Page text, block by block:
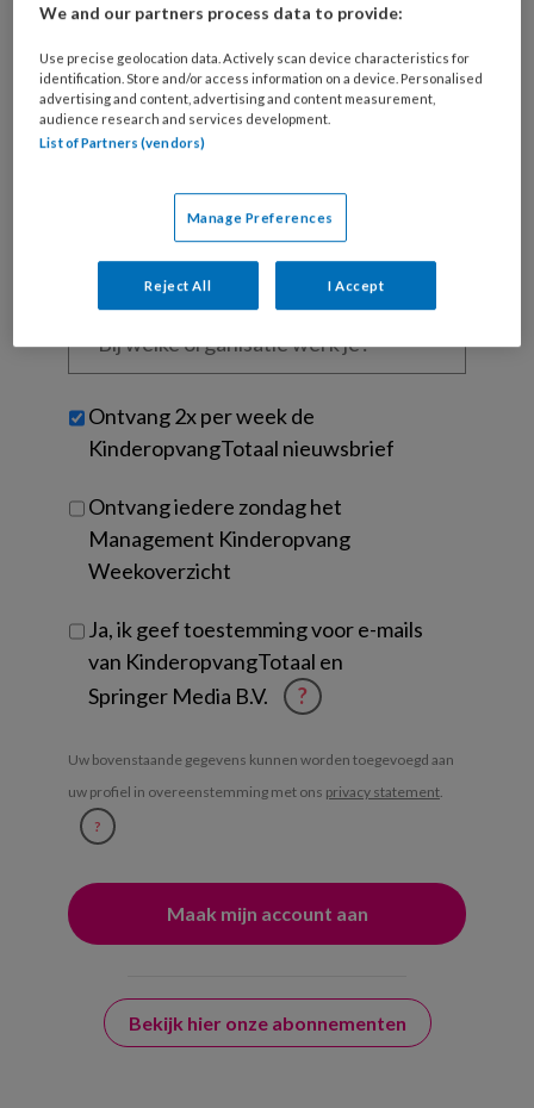
Wat
is
je
e-
mailadres?
Kies
je
functie
je?
Untitled
Ontvang 2x per week de
KinderopvangTotaal nieuwsbrief
Ontvang iedere zondag het
Management Kinderopvang
Weekoverzicht
Ja, ik geef toestemming voor e-mails
van KinderopvangTotaal en
Springer Media B.V.
?
Uw bovenstaande gegevens kunnen worden toegevoegd aan
uw profiel in overeenstemming met ons privacy statement.
?
Bekijk hier onze abonnementen
We and our partners process data to provide:
Use precise geolocation data. Actively scan device characteristics for
identification. Store and/or access information on a device. Personalised
advertising and content, advertising and content measurement,
audience research and services development.
List of Partners (vendors)
Manage Preferences
Reject All I Accept